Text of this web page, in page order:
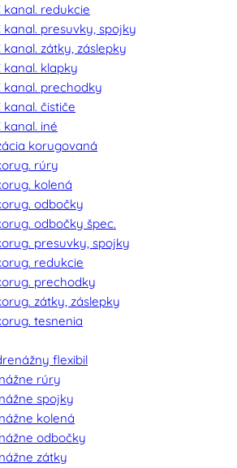
kanal. redukcie
kanal. presuvky, spojky
kanal. zátky, záslepky
kanal. klapky
kanal. prechodky
kanal. čističe
kanal. iné
korugovaná
rúry
kolená
odbočky
odbočky špec.
presuvky, spojky
redukcie
prechodky
zátky, záslepky
tesnenia
flexibil
rúry
spojky
kolená
odbočky
zátky